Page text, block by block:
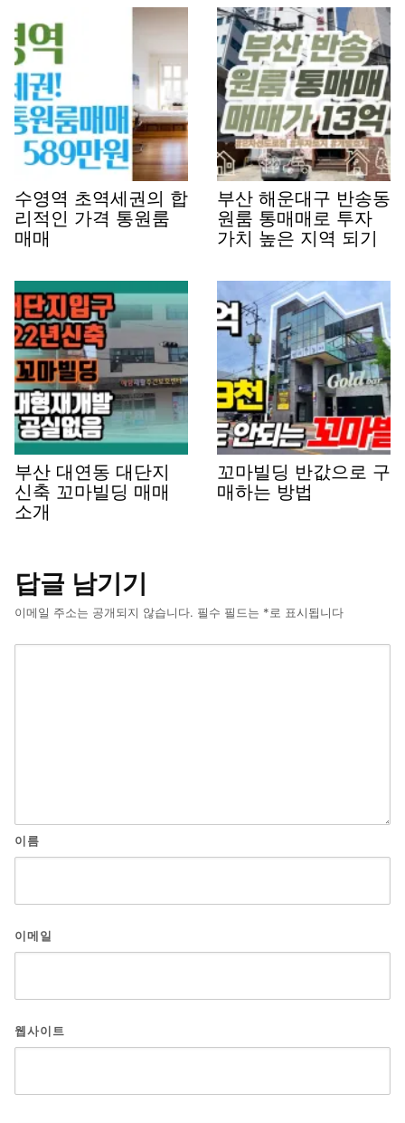
수영역 초역세권의 합
리적인 가격 통원룸
매매
부산 해운대구 반송동
원룸 통매매로 투자
가치 높은 지역 되기
부산 대연동 대단지
신축 꼬마빌딩 매매
소개
꼬마빌딩 반값으로 구
매하는 방법
답글 남기기
이메일 주소는 공개되지 않습니다. 필수 필드는 *로 표시됩니다
이름
이메일
웹사이트